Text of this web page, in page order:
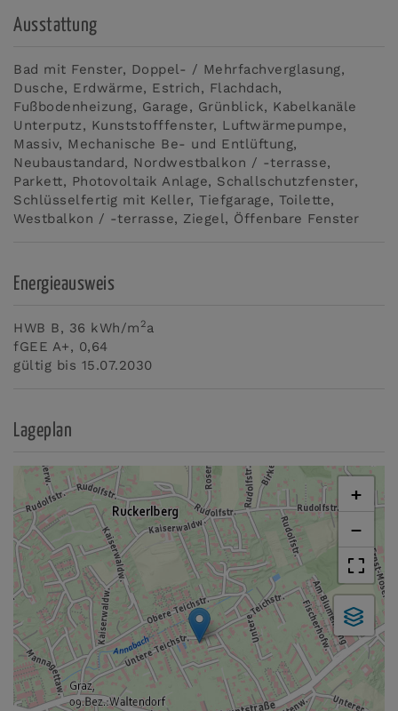
Ausstattung
Bad mit Fenster
Doppel- / Mehrfachverglasung
Dusche
Erdwärme Estrich
Flachdach
Fußbodenheizung
Garage Grünblick
Kabelkanäle
Unterputz
Kunststofffenster
Luftwärmepumpe
Massiv
Mechanische Be- und Entlüftung
Neubaustandard
Nordwestbalkon / -terrasse
Parkett
Photovoltaik Anlage
Schallschutzfenster
Schlüsselfertig mit Keller Tiefgarage
Toilette
Westbalkon / -terrasse
Ziegel Öffenbare Fenster
Energieausweis
HWB B, 36 kWh/m 2a
fGEE A+, 0,64
gültig bis 15.07.2030
Lageplan
+
−